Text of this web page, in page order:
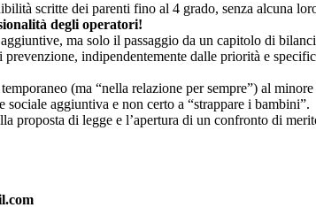
scritte dei parenti fino al 4 grado, senza alcuna
degli operatori!
ma solo il passaggio da un capitolo di
indipendentemente dalle priorità e
(ma “nella relazione per sempre”) al
aggiuntiva e non certo a “strappare i bambini”.
proposta di legge e l’apertura di un confronto di